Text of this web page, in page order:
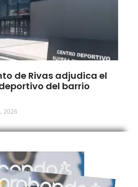
de Rivas adjudica el
del barrio
2026